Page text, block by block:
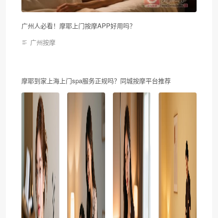
广州人必看！摩耶上门按摩APP好用吗？
广州按摩
摩耶到家上海上门spa服务正规吗？同城按摩平台推荐